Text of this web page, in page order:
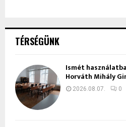
TÉRSÉGÜNK
Ismét
Horváth Mihály
2026.08.07. 0